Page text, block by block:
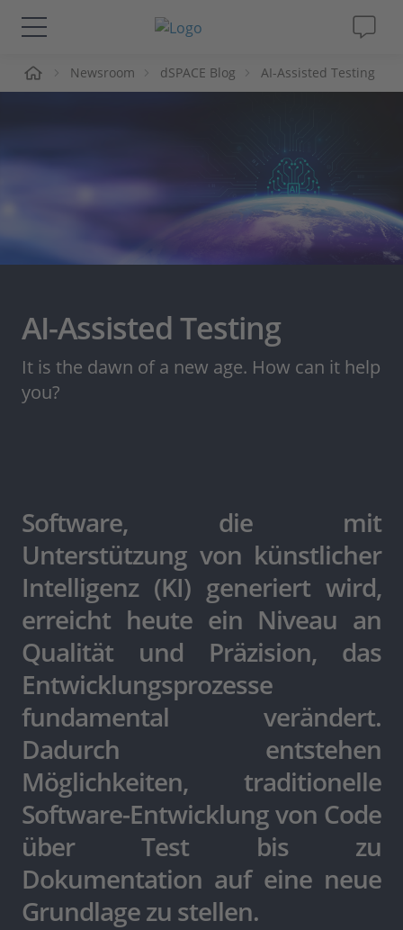
Lösungen & Produkte
Karriere
Newsroom dSPACE Blog AI-Assisted Testing
AI-Assisted Testing
It is the dawn of a new age. How can it help
you?
Software, die mit
Unterstützung von künstlicher
Intelligenz (KI) generiert wird,
erreicht heute ein Niveau an
Qualität und Präzision, das
Entwicklungsprozesse
fundamental verändert.
Dadurch entstehen
Möglichkeiten, traditionelle
Software-Entwicklung von Code
über Test bis zu
Dokumentation auf eine neue
Grundlage zu stellen.